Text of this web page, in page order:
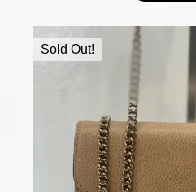
Sold Out!